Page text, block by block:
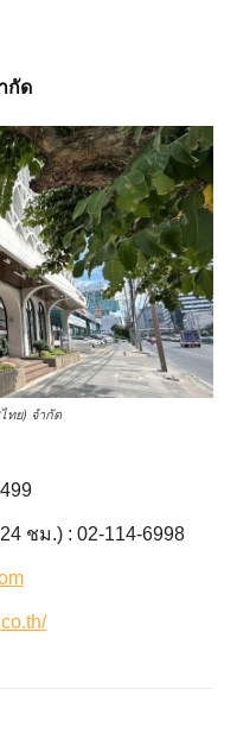
กัด
ทย) จำกัด
ชม.) : 02-114-6998